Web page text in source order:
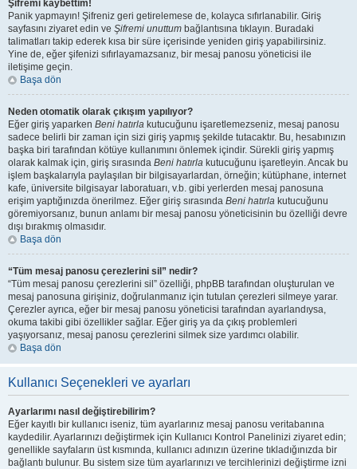
Şifremi kaybettim!
Panik yapmayın! Şifreniz geri getirelemese de, kolayca sıfırlanabilir. Giriş
sayfasını ziyaret edin ve Şifremi unuttum bağlantısına tıklayın. Buradaki
talimatları takip ederek kısa bir süre içerisinde yeniden giriş yapabilirsiniz.
Yine de, eğer şifenizi sıfırlayamazsanız, bir mesaj panosu yöneticisi ile
iletişime geçin.
Başa dön
Neden otomatik olarak çıkışım yapılıyor?
Eğer giriş yaparken Beni hatırla kutucuğunu işaretlemezseniz, mesaj panosu
sadece belirli bir zaman için sizi giriş yapmış şekilde tutacaktır. Bu, hesabınızın
başka biri tarafından kötüye kullanımını önlemek içindir. Sürekli giriş yapmış
olarak kalmak için, giriş sırasında Beni hatırla kutucuğunu işaretleyin. Ancak bu
işlem başkalarıyla paylaşılan bir bilgisayarlardan, örneğin; kütüphane, internet
kafe, üniversite bilgisayar laboratuarı, v.b. gibi yerlerden mesaj panosuna
erişim yaptığınızda önerilmez. Eğer giriş sırasında Beni hatırla kutucuğunu
göremiyorsanız, bunun anlamı bir mesaj panosu yöneticisinin bu özelliği devre
dışı bırakmış olmasıdır.
Başa dön
“Tüm mesaj panosu çerezlerini sil” nedir?
“Tüm mesaj panosu çerezlerini sil” özelliği, phpBB tarafından oluşturulan ve
mesaj panosuna girişiniz, doğrulanmanız için tutulan çerezleri silmeye yarar.
Çerezler ayrıca, eğer bir mesaj panosu yöneticisi tarafından ayarlandıysa,
okuma takibi gibi özellikler sağlar. Eğer giriş ya da çıkış problemleri
yaşıyorsanız, mesaj panosu çerezlerini silmek size yardımcı olabilir.
Başa dön
Kullanıcı Seçenekleri ve ayarları
Ayarlarımı nasıl değiştirebilirim?
Eğer kayıtlı bir kullanıcı iseniz, tüm ayarlarınız mesaj panosu veritabanına
kaydedilir. Ayarlarınızı değiştirmek için Kullanıcı Kontrol Panelinizi ziyaret edin;
genellikle sayfaların üst kısmında, kullanıcı adınızın üzerine tıkladığınızda bir
bağlantı bulunur. Bu sistem size tüm ayarlarınızı ve tercihlerinizi değiştirme izni